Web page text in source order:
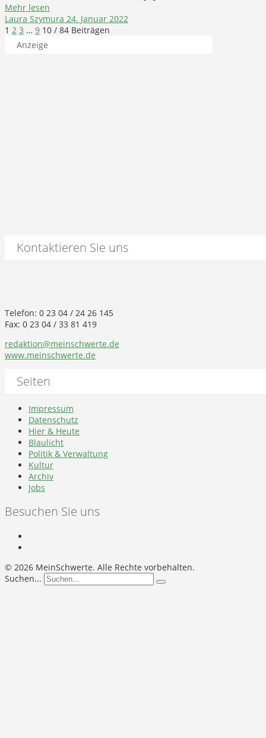
Mehr lesen
Laura Szymura 24. Januar 2022
1 2 3 … 9 10 / 84 Beiträgen
Anzeige
Kontaktieren Sie uns
Telefon: 0 23 04 / 24 26 145
Fax: 0 23 04 / 33 81 419
redaktion@meinschwerte.de
www.meinschwerte.de
Seiten
Impressum
Datenschutz
Hier & Heute
Blaulicht
Politik & Verwaltung
Kultur
Archiv
Jobs
Besuchen Sie uns
© 2026 MeinSchwerte. Alle Rechte vorbehalten.
Suchen...